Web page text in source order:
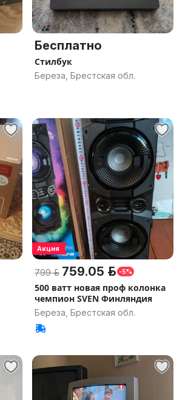
Бесплатно
Стилбук
Береза, Брестская обл.
Акция
799 р. 759.05 р. -5%
500 ватт новая проф колонка
чемпион SVEN Финляндия
Береза, Брестская обл.